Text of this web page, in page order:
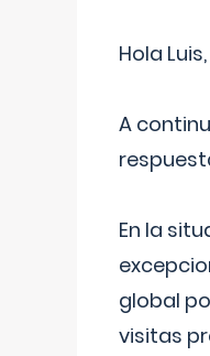
Hola Luis,
A
En la
global
visitas